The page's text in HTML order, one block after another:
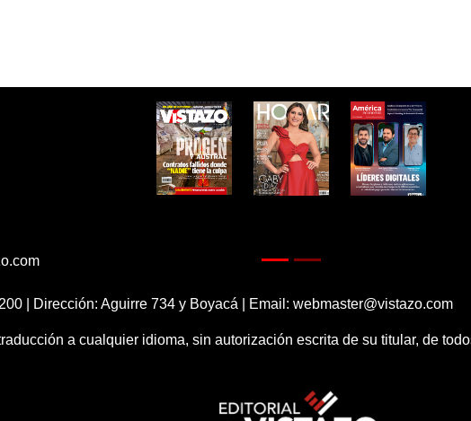
| Dirección: Aguirre 734 y Boyacá | Email: webmaster@vistazo.com
a cualquier idioma, sin autorización escrita de su titular, de